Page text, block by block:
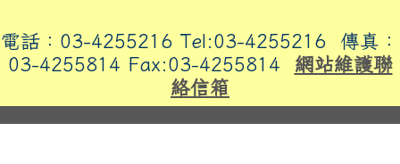
電話：03-4255216 Tel:03-4255216 傳真：
03-4255814 Fax:03-4255814 網站維護聯
絡信箱